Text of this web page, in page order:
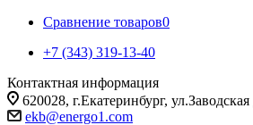
Сравнение товаров0
+7 (343) 319-13-40
Контактная информация
620028, г.Екатеринбург,
ekb@energo1.com